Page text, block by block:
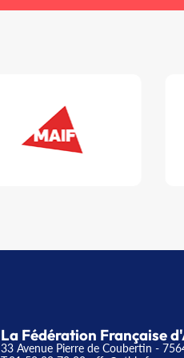
La Fédération Française
33 Avenue Pierre de Coubertin -